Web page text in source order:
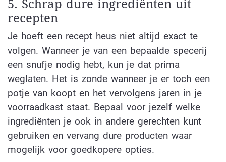
5. Schrap dure ingrediënten uit
recepten
Je hoeft een recept heus niet altijd exact te
volgen. Wanneer je van een bepaalde specerij
een snufje nodig hebt, kun je dat prima
weglaten. Het is zonde wanneer je er toch een
potje van koopt en het vervolgens jaren in je
voorraadkast staat. Bepaal voor jezelf welke
ingrediënten je ook in andere gerechten kunt
gebruiken en vervang dure producten waar
mogelijk voor goedkopere opties.